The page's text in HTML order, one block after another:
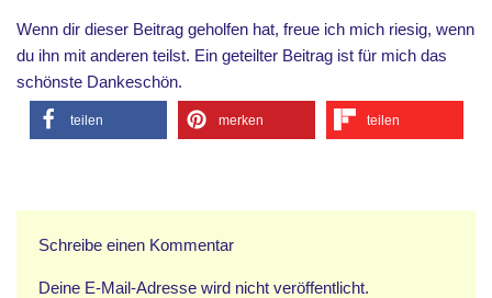
Wenn dir dieser Beitrag geholfen hat, freue ich mich riesig, wenn
du ihn mit anderen teilst. Ein geteilter Beitrag ist für mich das
schönste Dankeschön.
teilen merken teilen
Schreibe einen Kommentar
Deine E-Mail-Adresse wird nicht veröffentlicht.